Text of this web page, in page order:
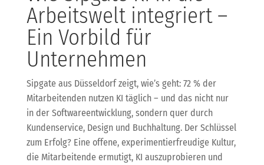
Arbeitswelt integriert –
Ein Vorbild für
Unternehmen
Sipgate aus Düsseldorf zeigt, wie’s geht: 72 % der
Mitarbeitenden nutzen KI täglich – und das nicht nur
in der Softwareentwicklung, sondern quer durch
Kundenservice, Design und Buchhaltung. Der Schlüssel
zum Erfolg? Eine offene, experimentierfreudige Kultur,
die Mitarbeitende ermutigt, KI auszuprobieren und